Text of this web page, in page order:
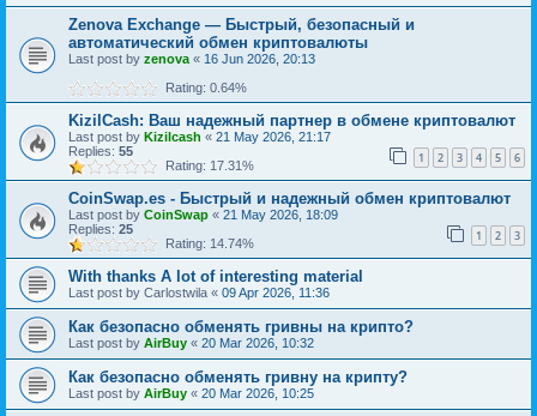
Zenova Exchange — Быстрый, безопасный и
автоматический обмен криптовалюты
Last post by zenova « 16 Jun 2026, 20:13
Rating: 0.64%
KizilCash: Ваш надежный партнер в обмене криптовалют
Last post by Kizilcash « 21 May 2026, 21:17
Replies: 55 1 2 3 4 5 6
Rating: 17.31%
CoinSwap.es - Быстрый и надежный обмен криптовалют
Last post by CoinSwap « 21 May 2026, 18:09
Replies: 25 1 2 3
Rating: 14.74%
With thanks A lot of interesting material
Last post by Carlostwila « 09 Apr 2026, 11:36
Как безопасно обменять гривны на крипто?
Last post by AirBuy « 20 Mar 2026, 10:32
Как безопасно обменять гривну на крипту?
Last post by AirBuy « 20 Mar 2026, 10:25